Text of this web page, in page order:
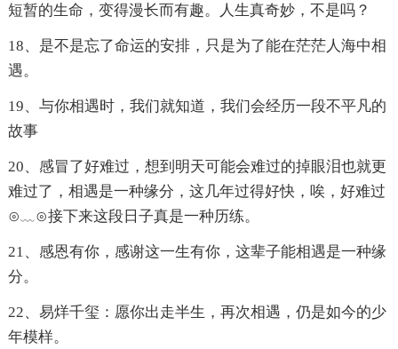
短暂的生命，变得漫长而有趣。人生真奇妙，不是吗？
18、是不是忘了命运的安排，只是为了能在茫茫人海中相
遇。
19、与你相遇时，我们就知道，我们会经历一段不平凡的
故事
20、感冒了好难过，想到明天可能会难过的掉眼泪也就更
难过了，相遇是一种缘分，这几年过得好快，唉，好难过
⊙﹏⊙接下来这段日子真是一种历练。
21、感恩有你，感谢这一生有你，这辈子能相遇是一种缘
分。
22、易烊千玺：愿你出走半生，再次相遇，仍是如今的少
年模样。